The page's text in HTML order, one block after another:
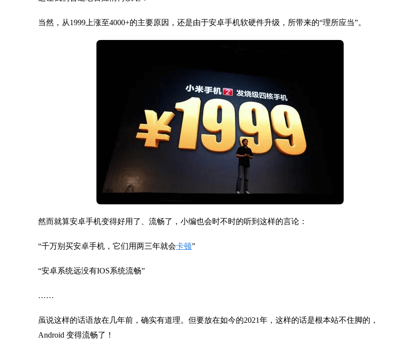
当然，从1999上涨至4000+的主要原因，还是由于安卓手机软硬件升级，所带来的“理所应当”。
然而就算安卓手机变得好用了、流畅了，小编也会时不时的听到这样的言论：
“千万别买安卓手机，它们用两三年就会卡顿”
“安卓系统远没有IOS系统流畅”
……
虽说这样的话语放在几年前，确实有道理。但要放在如今的2021年，这样的话是根本站不住脚的，
Android 变得流畅了！